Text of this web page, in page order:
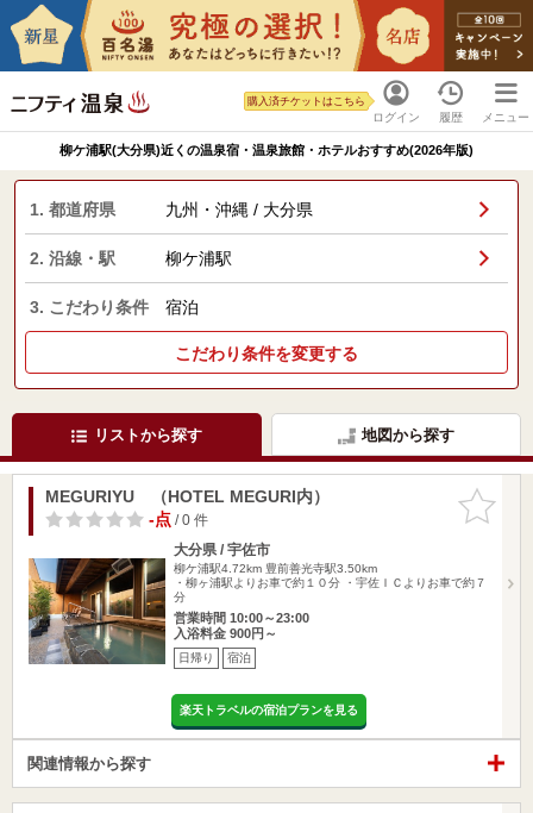
ログイン
購入済チケットはこちら
履歴 メニュー
柳ケ浦駅(大分県)近くの温泉宿・温泉旅館・ホテルおすすめ(2026年版)
1. 都道府県 九州・沖縄 / 大分県
2. 沿線・駅 柳ケ浦駅
3. こだわり条件 宿泊
こだわり条件を変更する
リストから探す 地図から探す
お気に入
りに追加
MEGURIYU （HOTEL MEGURI内）
-点/ 0 件
大分県 / 宇佐市
柳ケ浦駅4.72km 豊前善光寺駅3.50km
・柳ヶ浦駅よりお車で約１０分 ・宇佐ＩＣよりお車で約７
分
営業時間 10:00～23:00
入浴料金 900円～
日帰り 宿泊
楽天トラベルの宿泊プランを見る
関連情報から探す